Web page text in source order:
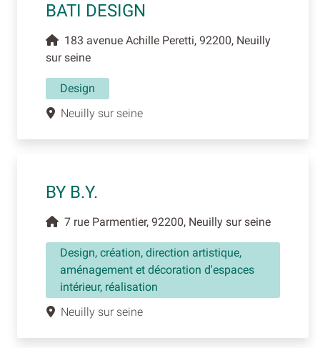
BATI DESIGN
183 avenue Achille Peretti, 92200, Neuilly
sur seine
Design
Neuilly sur seine
BY B.Y.
7 rue Parmentier, 92200, Neuilly sur seine
Design, création, direction artistique,
aménagement et décoration d'espaces
intérieur, réalisation
Neuilly sur seine